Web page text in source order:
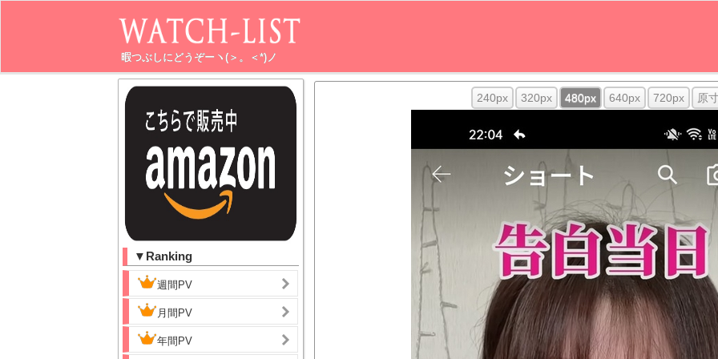
暇つぶしにどうぞーヽ(＞。＜*)ノ
▼Ranking
週間PV
月間PV
年間PV
240px 320px 480px 640px 720px 原